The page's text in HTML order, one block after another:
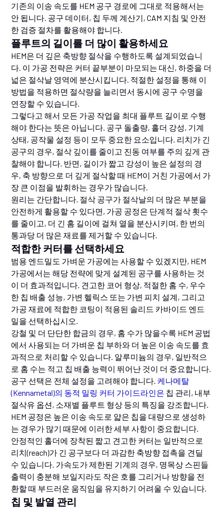
기존의 이송 속도를 HEM 공구 경로에 그대로 적용해서는
안 됩니다. 공구 데이터, 칩 두께 계산기, CAM 지침 및 안전
한 검증 절차를 활용해야 합니다.
플루트의 길이를 더 많이 활용하세요
HEM은 더 깊은 축방향 절삭을 수행하도록 설계되었습니
다. 이 가공 전략은 커터 끝부분이 마모되는 대신, 하중을 더
넓은 절삭날 영역에 분산시킵니다. 적절한 설정을 통해 이
방법을 적용하면 절삭량을 늘리면서 동시에 공구 수명을
연장할 수 있습니다.
그렇다고 해서 모든 가공 작업을 최대 플루트 길이로 수행
해야 한다는 뜻은 아닙니다. 공구 돌출량, 홀더 강성, 기계
상태, 공작물 설정 등이 모두 중요한 요소입니다. 리치가 긴
공구의 경우, 절삭 깊이를 줄이고 진동 여부를 주의 깊게 관
찰해야 합니다. 반면, 길이가 짧고 강성이 높은 설정의 경
우, 축 방향으로 더 깊게 절삭할 때 HEM이 거친 가공에서 가
장 큰 이점을 발휘하는 경우가 많습니다.
원리는 간단합니다. 절삭 공구가 절삭날의 더 많은 부분을
안전하게 활용할 수 있다면, 가공 공정은 단계적 절삭 횟수
를 줄이고, 더 긴 홈 길이에 걸쳐 열을 분산시키며, 한 번의
통과당 더 많은 재료를 제거할 수 있습니다.
적합한 커터를 선택하세요
범용 엔드밀도 가벼운 가공에는 사용할 수 있겠지만, HEM
가공에서는 해당 전략에 맞게 설계된 공구를 사용하는 것
이 더 효과적입니다. 견고한 코어 형상, 적절한 홈 수, 우수
한 칩 배출 성능, 가변 헬릭스 또는 가변 피치 설계, 그리고
가공 재료에 적합한 코팅이 적용된 솔리드 카바이드 엔드
밀을 선택하십시오.
강철 및 더 단단한 합금의 경우, 홈 수가 많을수록 HEM 공법
에서 사용되는 더 가벼운 칩 부하와 더 높은 이송 속도를 효
과적으로 처리할 수 있습니다. 알루미늄의 경우, 일반적으
로 홈 수는 적고 칩 배출 능력이 뛰어난 것이 더 중요합니다.
공구 선택은 전체 설정을 고려해야 합니다. 케나메탈
(Kennametal)의 동적 밀링 커터 가이드라인은 칩 관리, 내부
절삭유 옵션, 소재별 플루트 형상 등의 특징을 강조합니다.
HEM 공정은 높은 이송 속도로 얇은 칩을 대량으로 생성하
는 경우가 많기 때문에 이러한 세부 사항이 중요합니다.
안정적인 홀더에 장착된 짧고 견고한 커터는 일반적으로
리치(reach)가 긴 공구보다 더 과감한 축방향 접촉을 견딜
수 있습니다. 가속도가 제한된 기계의 경우, 명목상 스핀들
출력이 충분해 보일지라도 작은 호를 그리거나 방향을 전
환할 때 부드러운 움직임을 유지하기 어려울 수 있습니다.
칩 및 발열 관리